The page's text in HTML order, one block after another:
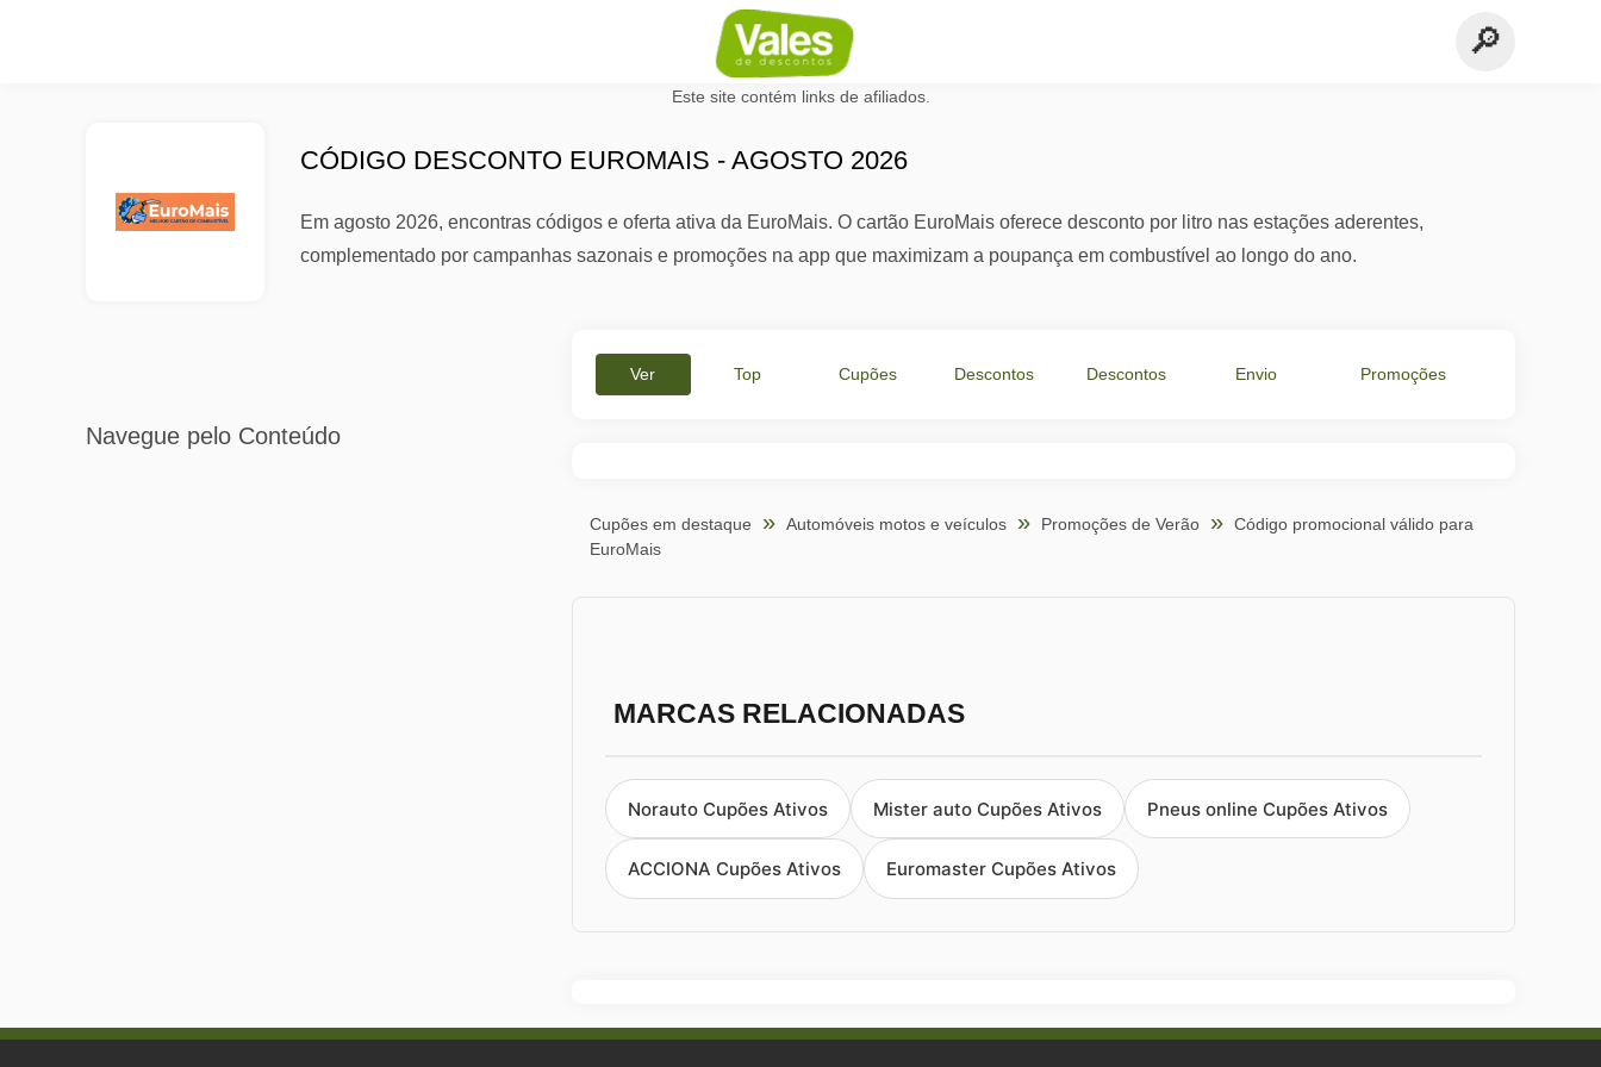
Este site contém links de afiliados.
CÓDIGO DESCONTO EUROMAIS - AGOSTO 2026
Em agosto 2026, encontras códigos e oferta ativa da EuroMais. O cartão EuroMais oferece desconto por litro nas estações aderentes,
complementado por campanhas sazonais e promoções na app que maximizam a poupança em combustível ao longo do ano.
Navegue pelo Conteúdo
Ver Top Cupões Descontos Descontos Envio Promoções
Cupões em destaque Automóveis motos e veículos Promoções de Verão
Código promocional válido para
EuroMais
MARCAS RELACIONADAS
Norauto Cupões Ativos Mister auto Cupões Ativos Pneus online Cupões Ativos
ACCIONA Cupões Ativos Euromaster Cupões Ativos